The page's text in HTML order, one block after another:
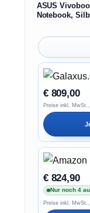
ASUS
Notebook,
€ 809,00
Preise inkl.
€ 824,90
Nur noch 4
Preise inkl.